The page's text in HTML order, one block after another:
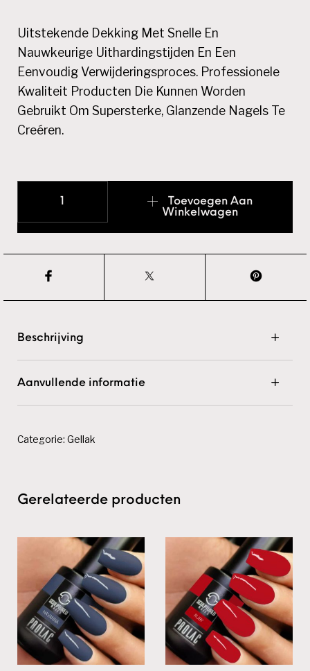
Uitstekende Dekking Met Snelle En
Nauwkeurige Uithardingstijden En Een
Eenvoudig Verwijderingsproces. Professionele
Kwaliteit Producten Die Kunnen Worden
Gebruikt Om Supersterke, Glanzende Nagels Te
Creéren.
Toevoegen Aan
Winkelwagen
Beschrijving
Aanvullende informatie
Categorie:Gellak
Gerelateerde producten